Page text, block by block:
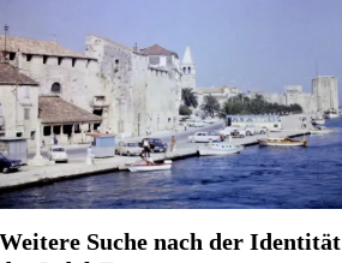
Weitere Suche nach der Identität